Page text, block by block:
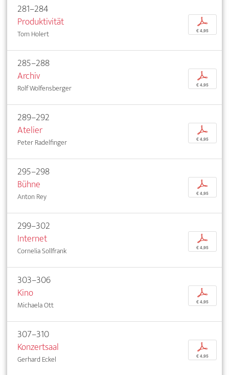
281–284
Produktivität
Tom Holert
p
€ 4,95
285–288
Archiv
Rolf Wolfensberger
p
€ 4,95
289–292
Atelier
Peter Radelfinger
p
€ 4,95
295–298
Bühne
Anton Rey
p
€ 4,95
299–302
Internet
Cornelia Sollfrank
p
€ 4,95
303–306
Kino
Michaela Ott
p
€ 4,95
307–310
Konzertsaal
Gerhard Eckel
p
€ 4,95